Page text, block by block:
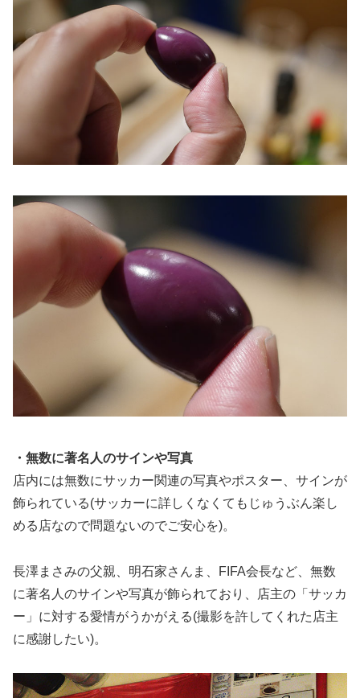
・無数に著名人のサインや写真
店内には無数にサッカー関連の写真やポスター、サインが
飾られている(サッカーに詳しくなくてもじゅうぶん楽し
める店なので問題ないのでご安心を)。
長澤まさみの父親、明石家さんま、FIFA会長など、無数
に著名人のサインや写真が飾られており、店主の「サッカ
ー」に対する愛情がうかがえる(撮影を許してくれた店主
に感謝したい)。